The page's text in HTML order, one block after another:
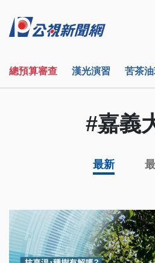
總預算審查 漢光演習 苦茶
#嘉義
最新